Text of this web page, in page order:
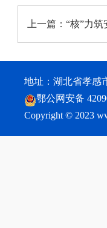
上一篇： “核”力筑
地址：湖北省孝感
鄂公网安备
Copyright © 2023